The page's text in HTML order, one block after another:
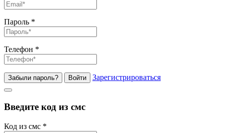
Пароль *
Телефон *
Забыли пароль? Войти Зарегистрироваться
Введите код из смс
Код из смс *